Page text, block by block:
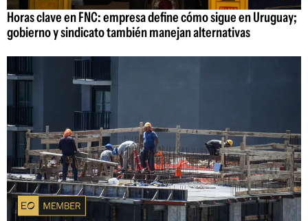
Horas clave en FNC: empresa define cómo sigue en Uruguay;
gobierno y sindicato también manejan alternativas